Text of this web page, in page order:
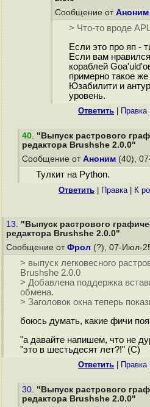
Сообщение от Аноним
> Что-то вроде
Если это про яп -
Если вам
кораблей
примерно такое
Юзабилити и
уровень.
Ответить Правка|
40. "Выпуск растрового
редактора Brushshe 2.0.0"
Сообщение от Аноним (40),
Тулкит на Python.
Ответить Правка| К
13. "Выпуск растрового
редактора Brushshe 2.0.0"
Сообщение от Фрол (?), 07-Июл-
> выпуск легковесного
Brushshe 2.0.0
> Добавлена поддержка
обмена.
> Заголовок окна теперь
боюсь думать, какие фичи
"а давайте напишем, что не
"это в шестьдесят лет?!" (С)
Ответить Правка|
30. "Выпуск растрового
редактора Brushshe 2.0.0"